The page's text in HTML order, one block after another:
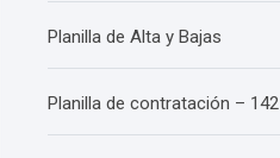
Planilla de Alta y Bajas
Planilla de contratación – 142